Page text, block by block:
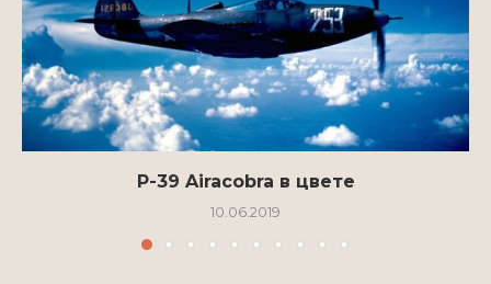
P-39 Airacobra в цвете
10.06.2019